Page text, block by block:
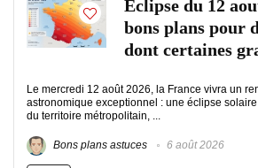
Eclipse du 12
bons plans pour
dont certaines
Le mercredi 12 août 2026, la France vivra un
astronomique exceptionnel : une éclipse
du territoire métropolitain, ...
Bons plans astuces 6 août 2026